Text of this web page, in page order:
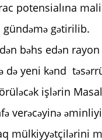
potensialına
gündəmə gətirilib.
bəhs edən
də yeni kənd
işlərin
verəcəyinə
mülkiyyətçilərini